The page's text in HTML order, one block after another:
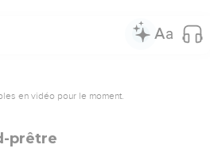
en vidéo pour le moment.
prêtre